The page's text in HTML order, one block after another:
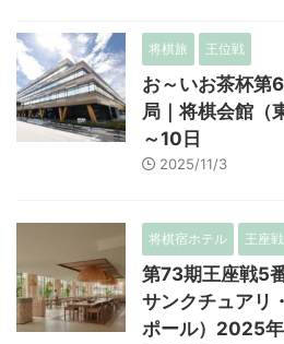
将棋旅 王位戦
お～いお茶杯第
局｜将棋会館
～10日
2025/11/3
将棋宿ホテル 王座戦
第73期王座戦5
サンクチュアリ
ポール）2025